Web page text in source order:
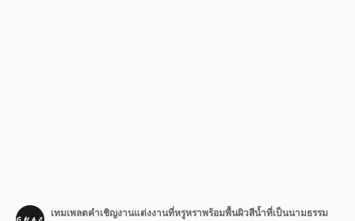
เทมเพลตคำเชิญงานแต่งงานที่หรูหราพร้อมพื้นผิวสีน้ำที่เป็นนามธรรม